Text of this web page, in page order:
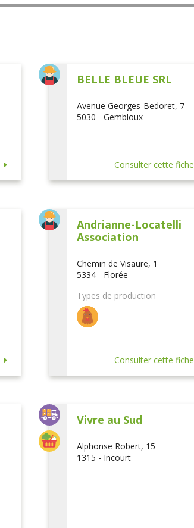
BELLE BLEUE SRL
Avenue Georges-Bedoret, 7
5030 - Gembloux
Consulter cette fiche
Andrianne-Locatelli
Association
Chemin de Visaure, 1
5334 - Florée
Types de production
Consulter cette fiche
Vivre au Sud
Alphonse Robert, 15
1315 - Incourt